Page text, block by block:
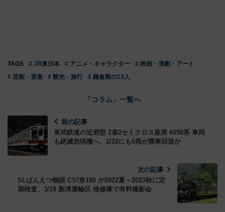
TAGS # JR東日本 # アニメ・キャラクター
# 映画・演劇・アート
# 芸能・音楽
# 観光・旅行 # 鎌倉殿の13人
「コラム」一覧へ
前の記事
東武鉄道の近郊型 2扉2セミクロス座席 6050系 車両
も絶滅危惧種へ、2/22にも6両が廃車回送か
次の記事
SLばんえつ物語 C57形180 が2022夏～2023秋に定
期検査、3/19 新津運輸区 検修庫で有料撮影会